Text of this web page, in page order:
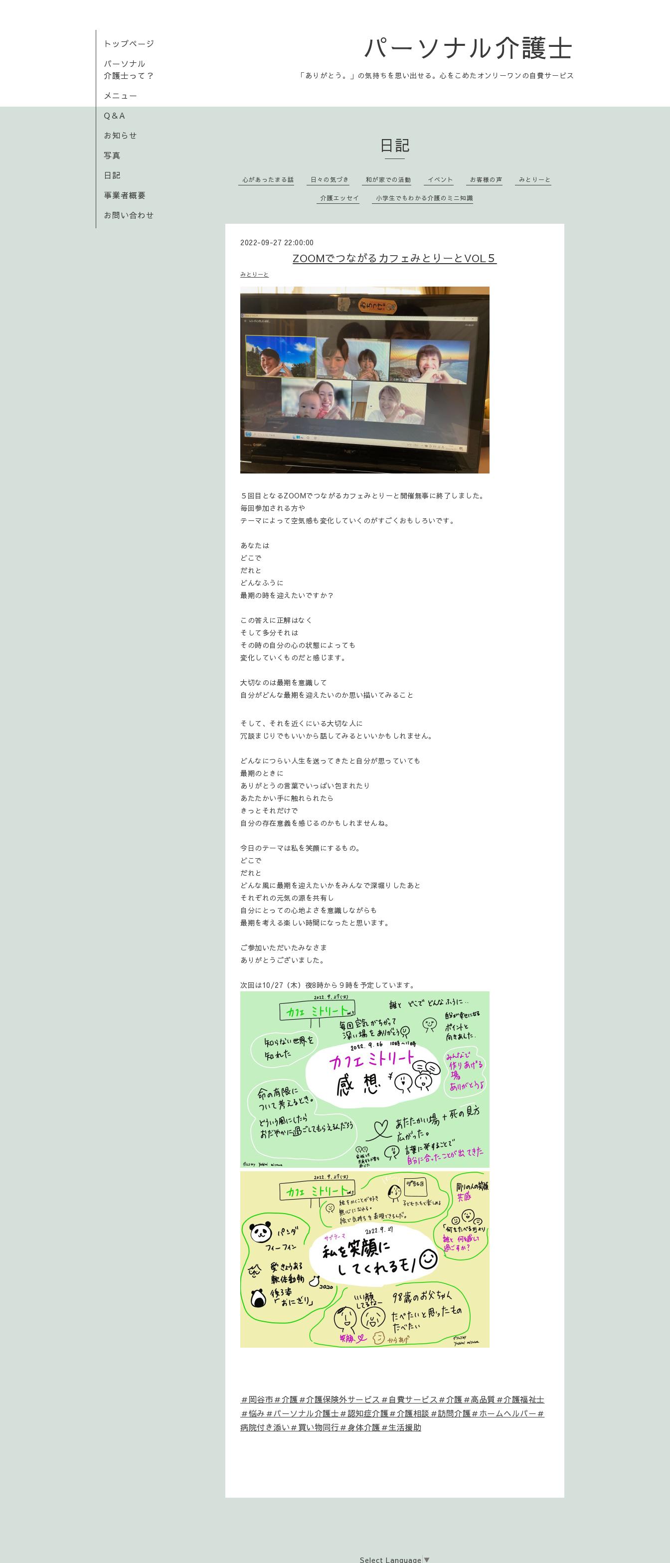
パーソナル介護士
「ありがとう。」の気持ちを思い出せる。心をこめたオンリーワンの自費サービス
トップページ
パーソナル
介護士って？
メニュー
Q＆A
お知らせ
写真
日記
事業者概要
お問い合わせ
日記
心があったまる話 日々の気づき 和が家での活動 イベント お客様の声 みとりーと
介護エッセイ 小学生でもわかる介護のミニ知識
2022-09-27 22:00:00
ZOOMでつながるカフェみとりーとVOL５
みとりーと
５回目となるZOOMでつながるカフェみとりーと開催無事に終了しました。
毎回参加される方や
テーマによって空気感も変化していくのがすごくおもしろいです。
あなたは
どこで
だれと
どんなふうに
最期の時を迎えたいですか？
この答えに正解はなく
そして多分それは
その時の自分の心の状態によっても
変化していくものだと感じます。
大切なのは最期を意識して
自分がどんな最期を迎えたいのか思い描いてみること
そして、それを近くにいる大切な人に
冗談まじりでもいいから話してみるといいかもしれません。
どんなにつらい人生を送ってきたと自分が思っていても
最期のときに
ありがとうの言葉でいっぱい包まれたり
あたたかい手に触れられたら
きっとそれだけで
自分の存在意義を感じるのかもしれませんね。
今日のテーマは私を笑顔にするもの。
どこで
だれと
どんな風に最期を迎えたいかをみんなで深堀りしたあと
それぞれの元気の源を共有し
自分にとっての心地よさを意識しながらも
最期を考える楽しい時間になったと思います。
ご参加いただいたみなさま
ありがとうございました。
次回は10/27（木）夜8時から９時を予定しています。
＃岡谷市＃介護＃介護保険外サービス＃自費サービス＃介護＃高品質＃介護福祉士
＃悩み ＃パーソナル介護士＃認知症介護＃介護相談＃訪問介護＃ホームヘルパー＃
病院付き添い＃買い物同行＃身体介護＃生活援助
Select Language ▼